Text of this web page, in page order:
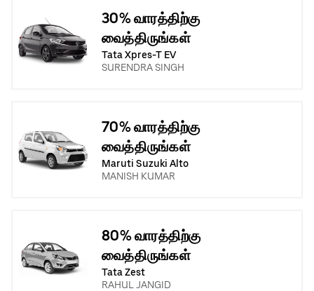
30% வாரத்திற்கு
வைத்திருங்கள்
Tata Xpres-T EV
SURENDRA SINGH
70% வாரத்திற்கு
வைத்திருங்கள்
Maruti Suzuki Alto
MANISH KUMAR
80% வாரத்திற்கு
வைத்திருங்கள்
Tata Zest
RAHUL JANGID